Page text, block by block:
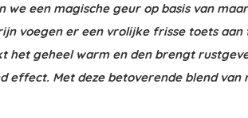
een magische geur op basis van
voegen er een vrolijke frisse toets
het geheel warm en den brengt
effect. Met deze betoverende blend